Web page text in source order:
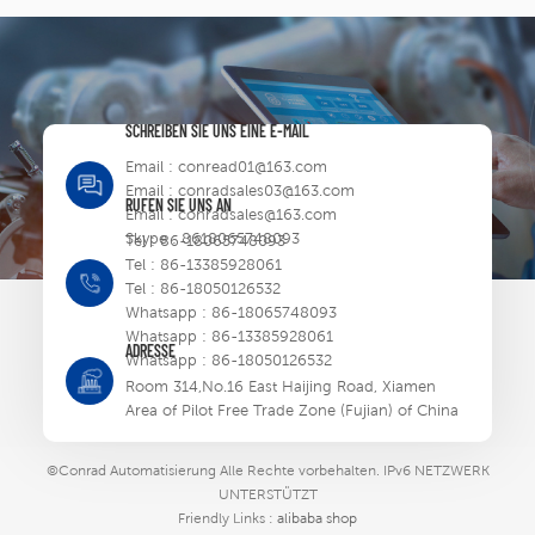
SCHREIBEN SIE UNS EINE E-MAIL
Email : conread01@163.com
Email : conradsales03@163.com
Email :conradsales@163.com
Skype :8618065748093
RUFEN SIE UNS AN
Tel :86-18065748093
Tel : 86-13385928061
Tel : 86-18050126532
Whatsapp : 86-18065748093
Whatsapp : 86-13385928061
Whatsapp : 86-18050126532
ADRESSE
Room 314,No.16 East Haijing Road, Xiamen
Area of Pilot Free Trade Zone (Fujian) of China
©Conrad Automatisierung Alle Rechte vorbehalten. IPv6 NETZWERK
UNTERSTÜTZT
Friendly Links : alibaba shop